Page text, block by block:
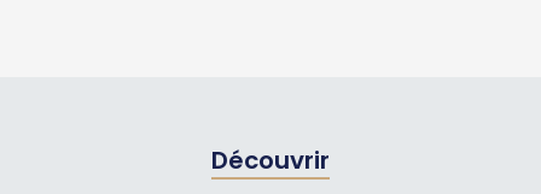
Découvrir